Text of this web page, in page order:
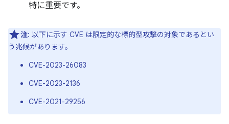
特に重要です。
注: 以下に示す CVE は限定的な標的型攻撃の対象であるとい
う兆候があります。
CVE-2023-26083
CVE-2023-2136
CVE-2021-29256